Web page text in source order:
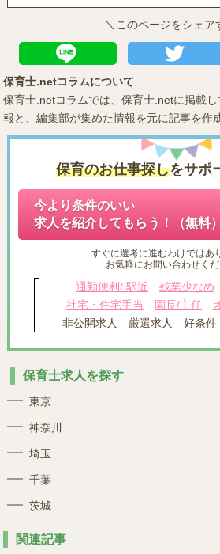
＼このページをシェア
保育士.netコラムについて
保育士.netコラムでは、保育士.netに掲載
報と、編集部が集めた情報を元に記事を作
保育のお仕事探しをサポ
今より条件のいい
求人を紹介してもらう！（無料）
すぐに選考に進むわけではあ
お気軽にお問い合わせくだ
通勤便利/ 駅近 残業少なめ
社宅・住宅手当
園長/主任
非公開求人
厳選求人 好条件
保育士求人を探す
東京
神奈川
埼玉
千葉
茨城
関連記事